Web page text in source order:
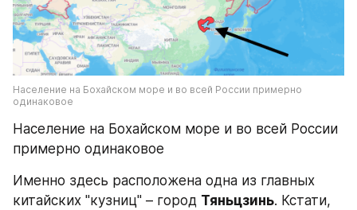
Население на Бохайском море и во всей России примерно
одинаковое
Население на Бохайском море и во всей России
примерно одинаковое
Именно здесь расположена одна из главных
китайских "кузниц" – город Тяньцзинь. Кстати,